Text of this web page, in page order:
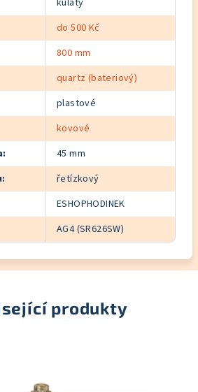
kulatý
do 500 Kč
800 mm
quartz (bateriový)
plastové
kovové
:
45 mm
:
řetízkový
ESHOPHODINEK
AG4 (SR626SW)
produkty